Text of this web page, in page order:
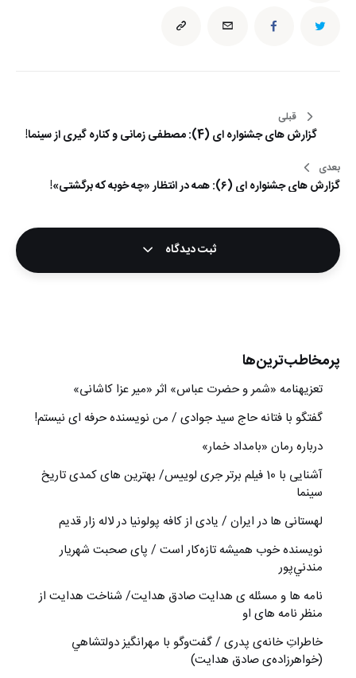
راهبری
نوشته
قبلی
گزارش های جشنواره ای (4): مصطفی زمانی و کناره گیری از سینما!
بعدی
گزارش های جشنواره ای (۶): همه در انتظار «چه خوبه که برگشتی»!
ثبت دیدگاه
پرمخاطب‌ترین‌ها
تعزیه‎نامه‏ «شمر و حضرت عباس» اثر «میر عزا کاشانی»
گفتگو با فتانه حاج سید جوادی / من نویسنده حرفه ای نیستم!
درباره رمان «بامداد خمار»
آشنایی با 10 فیلم برتر جری لوییس/ بهترین های کمدی تاریخ
سینما
لهستانی ها در ایران / یادی از کافه پولونیا در لاله زار قدیم
نويسنده خوب هميشه تازه‌كار است / پای صحبت شهريار
مندني‌پور
نامه ها و مسئله ی هدایت صادق هدایت/ شناخت هدایت از
منظر نامه های او
خاطراتِ خانه‌ی پدری / گفت‌وگو با مهرانگيز دولتشاهي
(خواهرزاده‌ی صادق هدايت)